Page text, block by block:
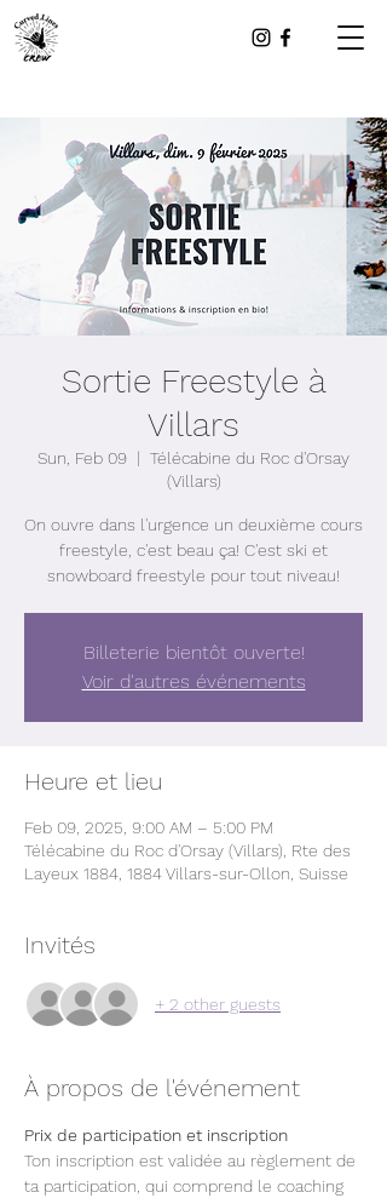
Sortie Freestyle à
Villars
Sun, Feb 09
  |
Télécabine du Roc d'Orsay
(Villars)
On ouvre dans l'urgence un deuxième cours
freestyle, c'est beau ça! C'est ski et
snowboard freestyle pour tout niveau!
Billeterie bientôt ouverte!
Voir d'autres événements
Heure et lieu
Feb 09, 2025, 9:00 AM – 5:00 PM
Télécabine du Roc d'Orsay (Villars), Rte des
Layeux 1884, 1884 Villars-sur-Ollon, Suisse
Invités
+ 2 other guests
À propos de l'événement
Prix de participation et inscription
Ton inscription est validée au règlement de
ta participation, qui comprend le coaching